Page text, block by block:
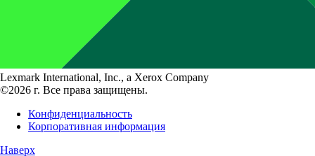
Lexmark International, Inc., a Xerox Company
©2026 г. Все права защищены.
Конфиденциальность
Корпоративная информация
Наверх